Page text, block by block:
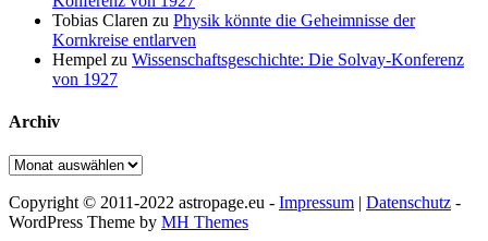
Tobias Claren zu Physik könnte die Geheimnisse der
Kornkreise entlarven
Hempel zu Wissenschaftsgeschichte: Die Solvay-Konferenz
von 1927
Archiv
Archiv
Copyright © 2011-2022 astropage.eu - Impressum | Datenschutz -
WordPress Theme by MH Themes